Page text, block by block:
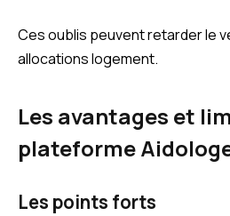
Ces oublis peuvent retarder le
allocations logement.
Les avantages et
plateforme
Les points forts